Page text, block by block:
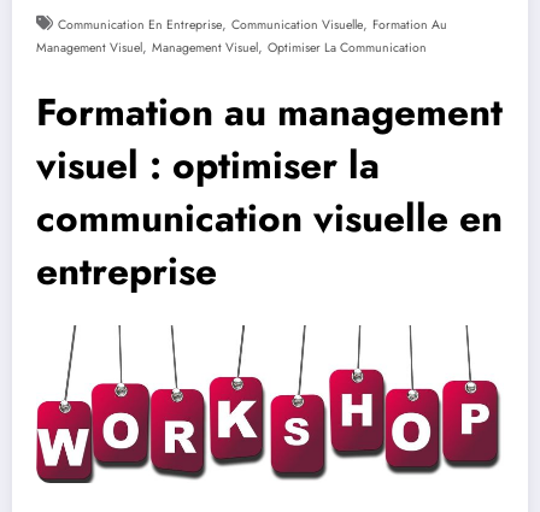
Communication En Entreprise, Communication Visuelle, Formation Au
Management Visuel, Management Visuel, Optimiser La Communication
Formation au management
visuel : optimiser la
communication visuelle en
entreprise